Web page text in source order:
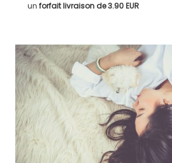
un forfait livraison de3.90 EUR